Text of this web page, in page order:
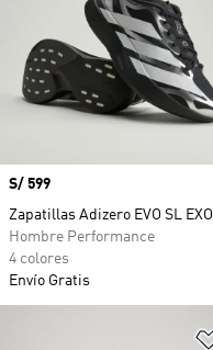
Precio
S/ 599
Zapatillas Adizero EVO SL EXO
Hombre Performance
4 colores
Envío Gratis